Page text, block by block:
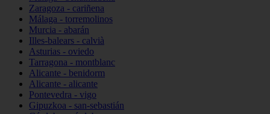
Zaragoza - cariñena
Málaga - torremolinos
Murcia - abarán
Illes-balears - calvià
Asturias - oviedo
Tarragona - montblanc
Alicante - benidorm
Alicante - alicante
Pontevedra - vigo
Gipuzkoa - san-sebastián